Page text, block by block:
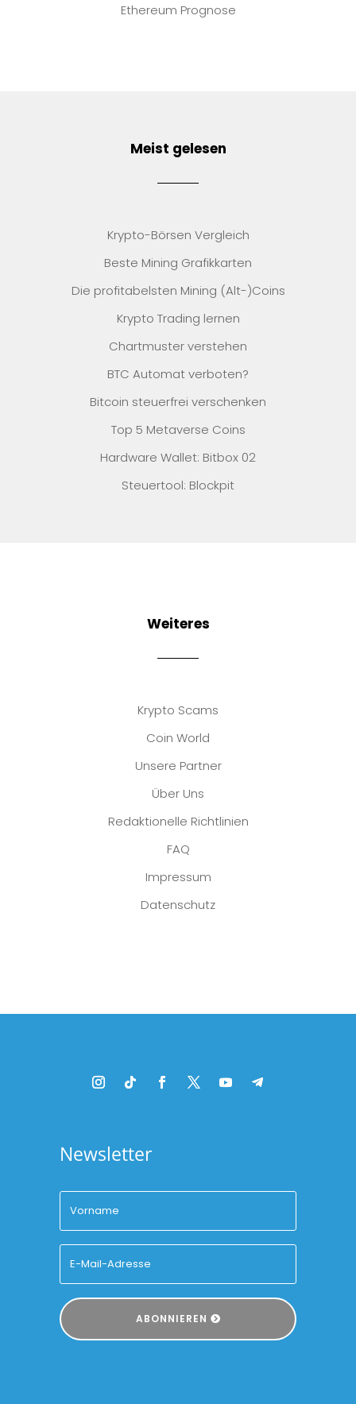
Ethereum Prognose
Meist gelesen
Krypto-Börsen Vergleich
Beste Mining Grafikkarten
Die profitabelsten Mining (Alt-)Coins
Krypto Trading lernen
Chartmuster verstehen
BTC Automat verboten?
Bitcoin steuerfrei verschenken
Top 5 Metaverse Coins
Hardware Wallet: Bitbox 02
Steuertool: Blockpit
Weiteres
Krypto Scams
Coin World
Unsere Partner
Über Uns
Redaktionelle Richtlinien
FAQ
Impressum
Datenschutz
Newsletter
ABONNIEREN